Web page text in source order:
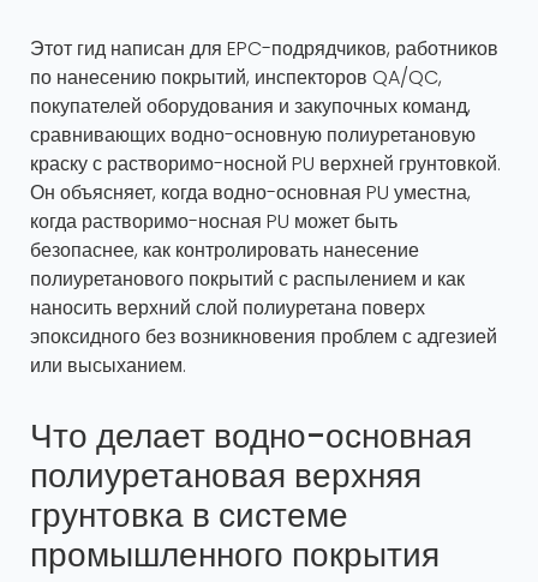
Этот гид написан для EPC-подрядчиков, работников
по нанесению покрытий, инспекторов QA/QC,
покупателей оборудования и закупочных команд,
сравнивающих водно-основную полиуретановую
краску с растворимо-носной PU верхней грунтовкой.
Он объясняет, когда водно-основная PU уместна,
когда растворимо-носная PU может быть
безопаснее, как контролировать нанесение
полиуретанового покрытий с распылением и как
наносить верхний слой полиуретана поверх
эпоксидного без возникновения проблем с адгезией
или высыханием.
Что делает водно-основная
полиуретановая верхняя
грунтовка в системе
промышленного покрытия